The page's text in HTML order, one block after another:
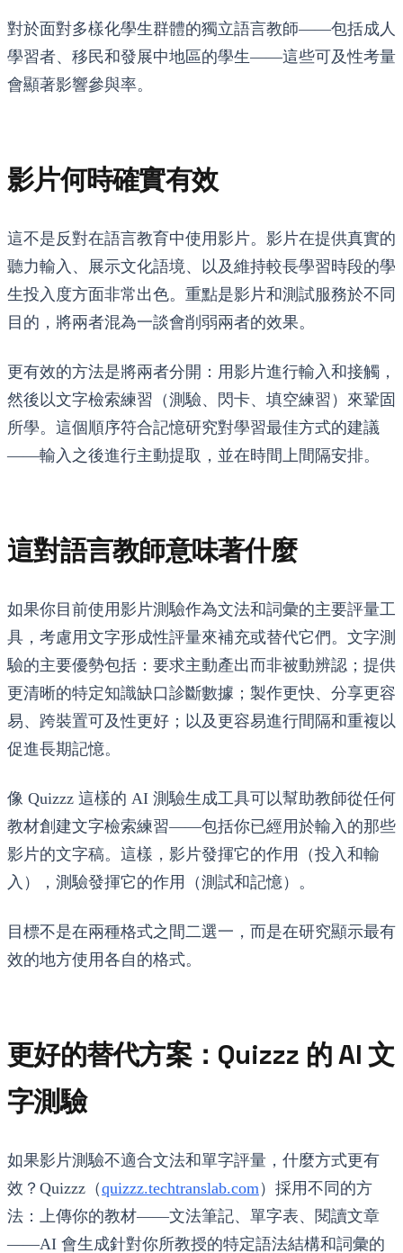
對於面對多樣化學生群體的獨立語言教師——包括成人
學習者、移民和發展中地區的學生——這些可及性考量
會顯著影響參與率。
影片何時確實有效
這不是反對在語言教育中使用影片。影片在提供真實的
聽力輸入、展示文化語境、以及維持較長學習時段的學
生投入度方面非常出色。重點是影片和測試服務於不同
目的，將兩者混為一談會削弱兩者的效果。
更有效的方法是將兩者分開：用影片進行輸入和接觸，
然後以文字檢索練習（測驗、閃卡、填空練習）來鞏固
所學。這個順序符合記憶研究對學習最佳方式的建議
——輸入之後進行主動提取，並在時間上間隔安排。
這對語言教師意味著什麼
如果你目前使用影片測驗作為文法和詞彙的主要評量工
具，考慮用文字形成性評量來補充或替代它們。文字測
驗的主要優勢包括：要求主動產出而非被動辨認；提供
更清晰的特定知識缺口診斷數據；製作更快、分享更容
易、跨裝置可及性更好；以及更容易進行間隔和重複以
促進長期記憶。
像 Quizzz 這樣的 AI 測驗生成工具可以幫助教師從任何
教材創建文字檢索練習——包括你已經用於輸入的那些
影片的文字稿。這樣，影片發揮它的作用（投入和輸
入），測驗發揮它的作用（測試和記憶）。
目標不是在兩種格式之間二選一，而是在研究顯示最有
效的地方使用各自的格式。
更好的替代方案：Quizzz 的 AI 文
字測驗
如果影片測驗不適合文法和單字評量，什麼方式更有
效？Quizzz（quizzz.techtranslab.com ）採用不同的方
法：上傳你的教材——文法筆記、單字表、閱讀文章
——AI 會生成針對你所教授的特定語法結構和詞彙的